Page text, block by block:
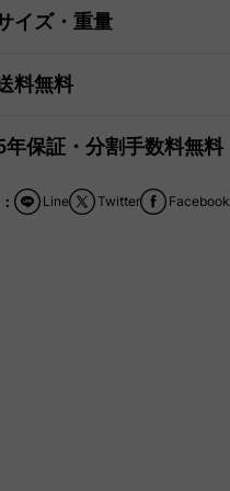
イズ・重量
料無料
年保証・分割手数料無料
Facebook
Twitter
Line